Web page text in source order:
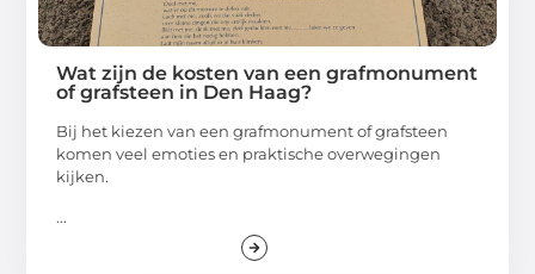
Wat zijn de kosten van een grafmonument
of grafsteen in Den Haag?
Bij het kiezen van een grafmonument of grafsteen
komen veel emoties en praktische overwegingen
kijken.
...